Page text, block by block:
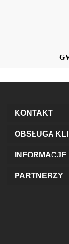
KONTAKT
OBSŁUGA
INFORMACJE
PARTNERZY